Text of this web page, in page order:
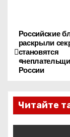
Н
а
и
г
Российские
раскрыли
становятся
России
Читайте